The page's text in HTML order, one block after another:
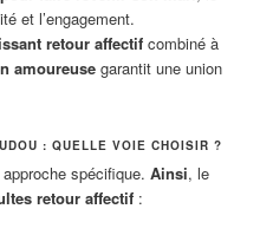
et l’engagement.
retour affectifcombiné à
amoureusegarantit une union
: QUELLE VOIE CHOISIR ?
spécifique.Ainsi, le
retour affectif :